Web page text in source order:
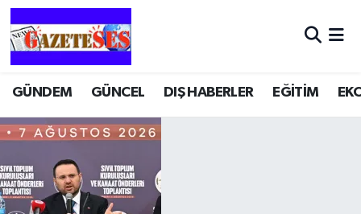
GÜNDEM GÜNCEL DIŞ HABERLER EĞİTİM